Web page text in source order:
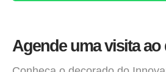
Agende uma visita ao